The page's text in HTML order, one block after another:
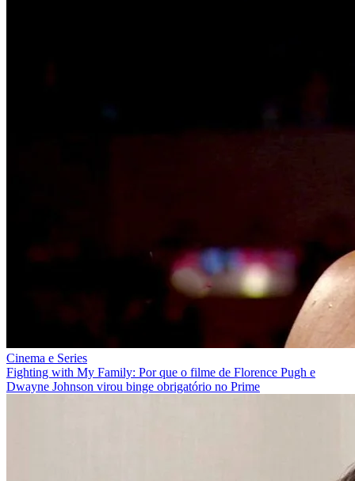
Cinema e Series
Fighting with My Family: Por que o filme de Florence Pugh e
Dwayne Johnson virou binge obrigatório no Prime